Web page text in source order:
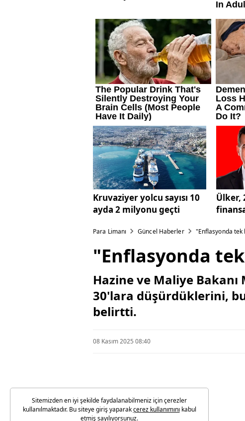
Kruvaziyer yolcu sayısı 10
ayda 2 milyonu geçti
Ülker,
Para Limanı Güncel Haberler "Enflasyonda tek
"Enflasyonda
Hazine ve Maliye
30'lara düşürdüklerini,
belirtti.
08 Kasım 2025 08:40
Sitemizden en iyi şekilde faydalanabilmeniz için çerezler
kullanılmaktadır. Bu siteye giriş yaparakçerez kullanımını kabul
etmiş sayılıyorsunuz.